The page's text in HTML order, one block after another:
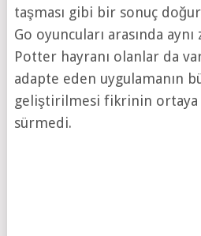
taşması gibi bir sonuç
Go oyuncuları arasında
Potter hayranı olanlar da
adapte eden uygulamanın
geliştirilmesi fikrinin ortaya
sürmedi.